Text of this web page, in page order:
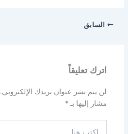
السابق
اترك تعليقاً
لن يتم نشر عنوان بريدك الإلكتروني.
مشار إليها بـ*